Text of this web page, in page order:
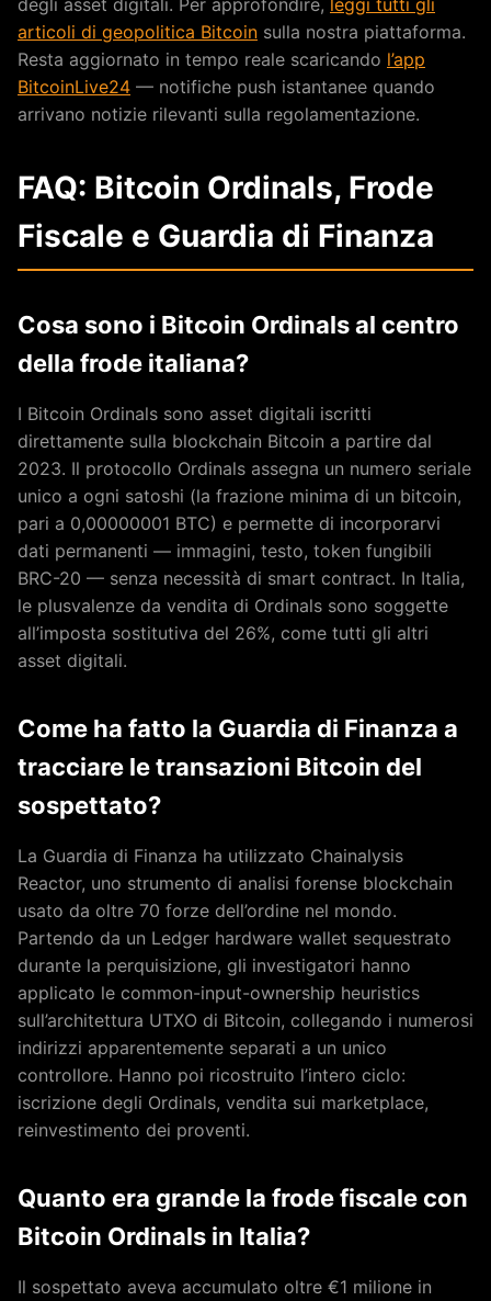
articoli di geopolitica Bitcoin sulla nostra piattaforma.
Resta aggiornato in tempo reale scaricando l’app
BitcoinLive24 — notifiche push istantanee quando
arrivano notizie rilevanti sulla regolamentazione.
FAQ: Bitcoin Ordinals, Frode
Fiscale e Guardia di Finanza
Cosa sono i Bitcoin Ordinals al centro
della frode italiana?
I Bitcoin Ordinals sono asset digitali iscritti
direttamente sulla blockchain Bitcoin a partire dal
2023. Il protocollo Ordinals assegna un numero seriale
unico a ogni satoshi (la frazione minima di un bitcoin,
pari a 0,00000001 BTC) e permette di incorporarvi
dati permanenti — immagini, testo, token fungibili
BRC-20 — senza necessità di smart contract. In Italia,
le plusvalenze da vendita di Ordinals sono soggette
all’imposta sostitutiva del 26%, come tutti gli altri
asset digitali.
Come ha fatto la Guardia di Finanza a
tracciare le transazioni Bitcoin del
sospettato?
La Guardia di Finanza ha utilizzato Chainalysis
Reactor, uno strumento di analisi forense blockchain
usato da oltre 70 forze dell’ordine nel mondo.
Partendo da un Ledger hardware wallet sequestrato
durante la perquisizione, gli investigatori hanno
applicato le common-input-ownership heuristics
sull’architettura UTXO di Bitcoin, collegando i numerosi
indirizzi apparentemente separati a un unico
controllore. Hanno poi ricostruito l’intero ciclo:
iscrizione degli Ordinals, vendita sui marketplace,
reinvestimento dei proventi.
Quanto era grande la frode fiscale con
Bitcoin Ordinals in Italia?
Il sospettato aveva accumulato oltre €1 milione in